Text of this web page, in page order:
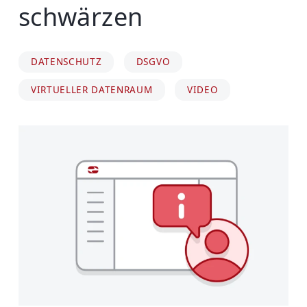
schwärzen
DATENSCHUTZ DSGVO
VIRTUELLER DATENRAUM VIDEO